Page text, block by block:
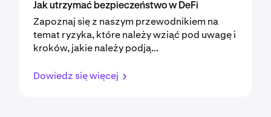
Jak utrzymać bezpieczeństwo w DeFi
Zapoznaj się z naszym przewodnikiem na
temat ryzyka, które należy wziąć pod uwagę i
kroków, jakie należy podją...
Dowiedz się więcej